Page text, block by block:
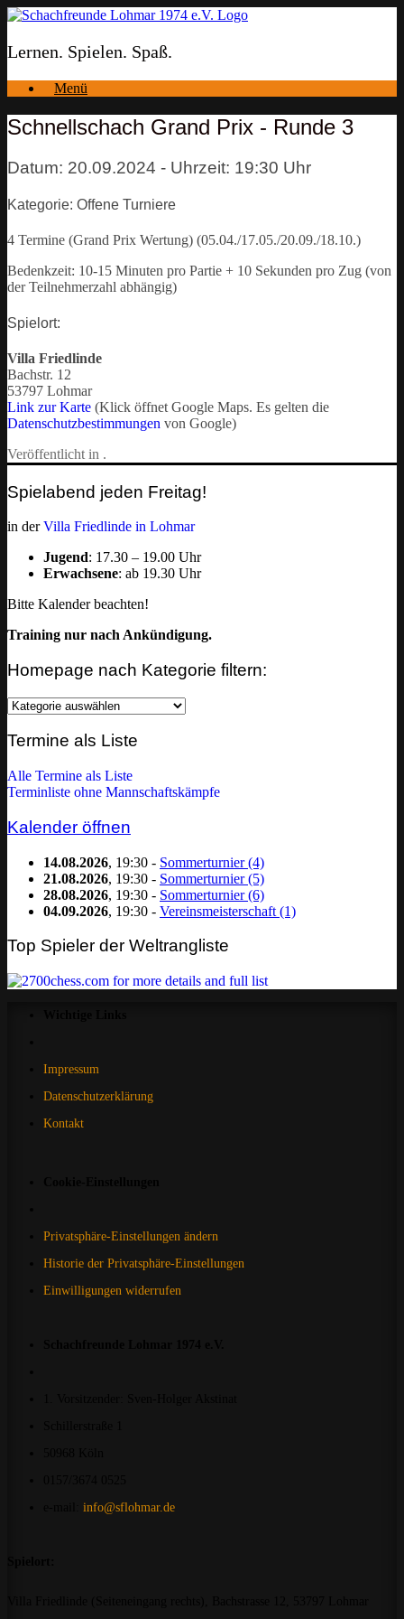
Zum
springen
Lernen. Spielen. Spaß.
Menü
Schnellschach Grand Prix - Runde 3
Datum: 20.09.2024 - Uhrzeit: 19:30 Uhr
Kategorie: Offene Turniere
4 Termine (Grand Prix Wertung) (05.04./17.05./20.09./18.10.)
Bedenkzeit: 10-15 Minuten pro Partie + 10 Sekunden pro Zug (von
der Teilnehmerzahl abhängig)
Spielort:
Villa Friedlinde
Bachstr. 12
53797 Lohmar
Link zur Karte (Klick öffnet Google Maps. Es gelten die
Datenschutzbestimmungen von Google)
Veröffentlicht in .
Spielabend jeden Freitag!
in derVilla Friedlinde in Lohmar
Jugend: 17.30 – 19.00 Uhr
Erwachsene: ab 19.30 Uhr
Bitte Kalender beachten!
Training nur nach Ankündigung.
Homepage nach Kategorie filtern:
Homepage
Kategorie
Termine als Liste
Alle Termine als Liste
Terminliste ohne Mannschaftskämpfe
Kalender öffnen
14.08.2026, 19:30 - Sommerturnier (4)
21.08.2026, 19:30 - Sommerturnier (5)
28.08.2026, 19:30 - Sommerturnier (6)
04.09.2026, 19:30 - Vereinsmeisterschaft (1)
Top Spieler der Weltrangliste
Impressum
Datenschutzerklärung
Kontakt
Privatsphäre-Einstellungen ändern
Historie der Privatsphäre-Einstellungen
Einwilligungen widerrufen
info@sflohmar.de